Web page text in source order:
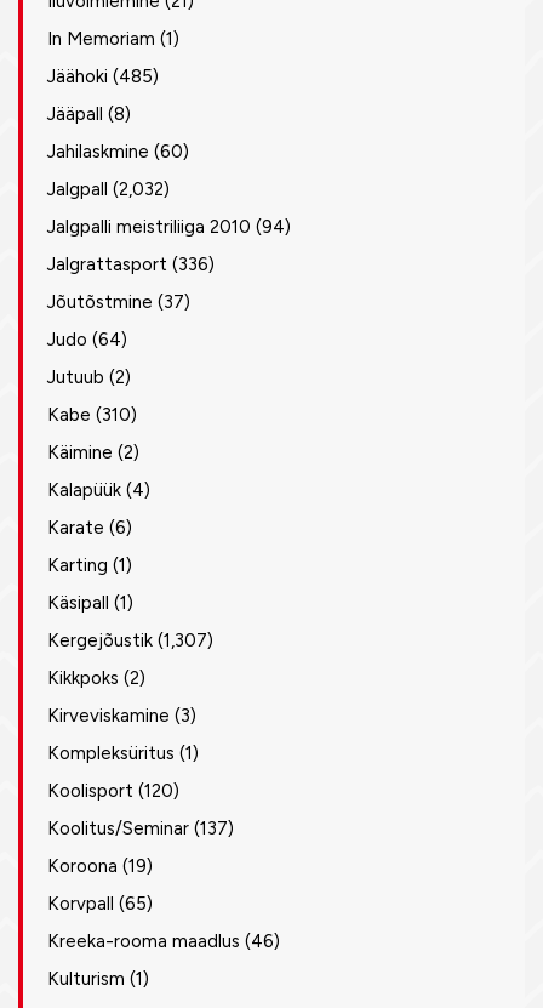
In Memoriam (1)
Jäähoki (485)
Jääpall (8)
Jahilaskmine (60)
Jalgpall (2,032)
Jalgpalli meistriliiga 2010 (94)
Jalgrattasport (336)
Jõutõstmine (37)
Judo (64)
Jutuub (2)
Kabe (310)
Käimine (2)
Kalapüük (4)
Karate (6)
Karting (1)
Käsipall (1)
Kergejõustik (1,307)
Kikkpoks (2)
Kirveviskamine (3)
Kompleksüritus (1)
Koolisport (120)
Koolitus/Seminar (137)
Koroona (19)
Korvpall (65)
Kreeka-rooma maadlus (46)
Kulturism (1)